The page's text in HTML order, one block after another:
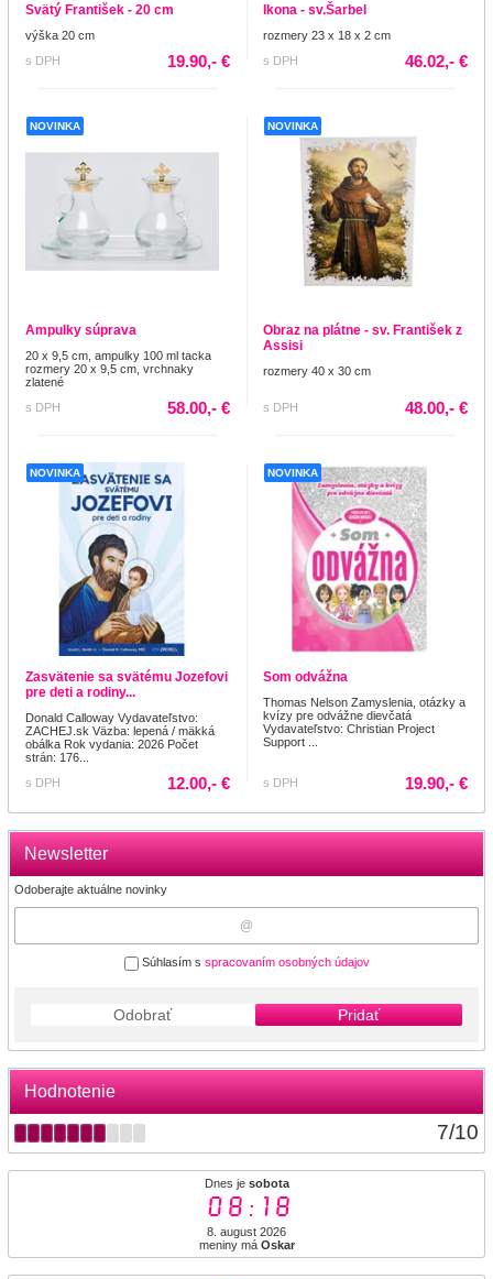
Newsletter
Odoberajte aktuálne novinky
Súhlasím s spracovaním osobných údajov
Odobrať Pridať
Hodnotenie
7/10
Dnes je sobota
08:18
8. august 2026
meniny má Oskar
Svätý František - 20 cm
výška 20 cm
s DPH
19.90,- €
Ikona - sv.Šarbel
rozmery 23 x 18 x 2 cm
s DPH
46.02,- €
NOVINKA
Ampulky súprava
20 x 9,5 cm, ampulky 100 ml tacka
rozmery 20 x 9,5 cm, vrchnaky
zlatené
s DPH
58.00,- €
NOVINKA
Obraz na plátne - sv. František z
Assisi
rozmery 40 x 30 cm
s DPH 48.00,- €
NOVINKA
Zasvätenie sa svätému Jozefovi
pre deti a rodiny...
Donald Calloway Vydavateľstvo:
ZACHEJ.sk Väzba: lepená / mäkká
obálka Rok vydania: 2026 Počet
strán: 176...
s DPH
12.00,- €
NOVINKA
Som odvážna
Thomas Nelson Zamyslenia, otázky a
kvízy pre odvážne dievčatá
Vydavateľstvo: Christian Project
Support ...
s DPH 19.90,- €